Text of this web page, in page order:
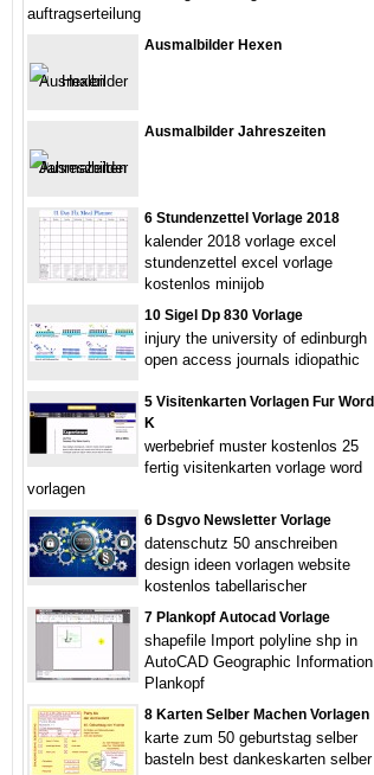
auftragserteilung
Ausmalbilder Hexen
Ausmalbilder Jahreszeiten
6 Stundenzettel Vorlage 2018
kalender 2018 vorlage excel
stundenzettel excel vorlage
kostenlos minijob
10 Sigel Dp 830 Vorlage
injury the university of edinburgh
open access journals idiopathic
5 Visitenkarten Vorlagen Fur Word
K
werbebrief muster kostenlos 25
fertig visitenkarten vorlage word
vorlagen
6 Dsgvo Newsletter Vorlage
datenschutz 50 anschreiben
design ideen vorlagen website
kostenlos tabellarischer
7 Plankopf Autocad Vorlage
shapefile Import polyline shp in
AutoCAD Geographic Information
Plankopf
8 Karten Selber Machen Vorlagen
karte zum 50 geburtstag selber
basteln best dankeskarten selber